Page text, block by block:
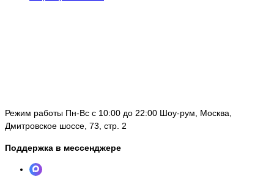
Режим работы Пн-Вс с 10:00 до 22:00 Шоу-рум, Москва,
Дмитровское шоссе, 73, стр. 2
Поддержка в мессенджере